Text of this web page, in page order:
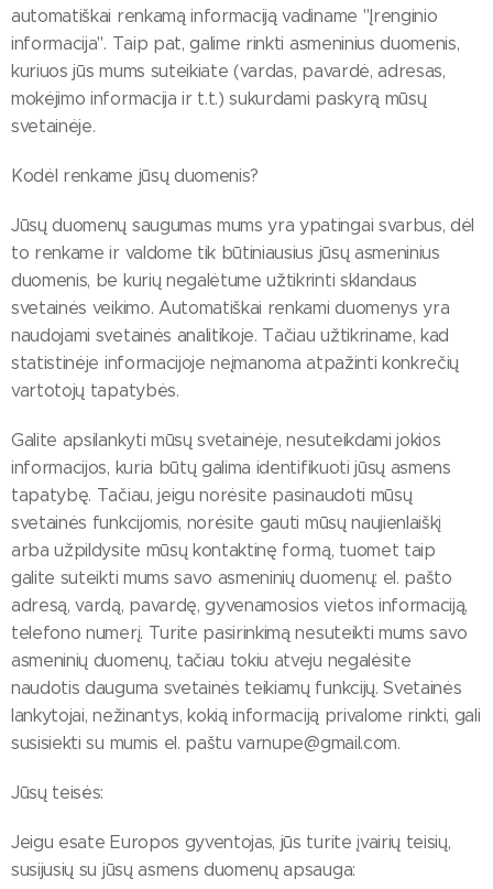
automatiškai renkamą informaciją vadiname "Įrenginio
informacija". Taip pat, galime rinkti asmeninius duomenis,
kuriuos jūs mums suteikiate (vardas, pavardė, adresas,
mokėjimo informacija ir t.t.) sukurdami paskyrą mūsų
svetainėje.
Kodėl renkame jūsų duomenis?
Jūsų duomenų saugumas mums yra ypatingai svarbus, dėl
to renkame ir valdome tik būtiniausius jūsų asmeninius
duomenis, be kurių negalėtume užtikrinti sklandaus
svetainės veikimo. Automatiškai renkami duomenys yra
naudojami svetainės analitikoje. Tačiau užtikriname, kad
statistinėje informacijoje neįmanoma atpažinti konkrečių
vartotojų tapatybės.
Galite apsilankyti mūsų svetainėje, nesuteikdami jokios
informacijos, kuria būtų galima identifikuoti jūsų asmens
tapatybę. Tačiau, jeigu norėsite pasinaudoti mūsų
svetainės funkcijomis, norėsite gauti mūsų naujienlaiškį
arba užpildysite mūsų kontaktinę formą, tuomet taip
galite suteikti mums savo asmeninių duomenų: el. pašto
adresą, vardą, pavardę, gyvenamosios vietos informaciją,
telefono numerį. Turite pasirinkimą nesuteikti mums savo
asmeninių duomenų, tačiau tokiu atveju negalėsite
naudotis dauguma svetainės teikiamų funkcijų. Svetainės
lankytojai, nežinantys, kokią informaciją privalome rinkti, gali
susisiekti su mumis el. paštu varnupe@gmail.com.
Jūsų teisės:
Jeigu esate Europos gyventojas, jūs turite įvairių teisių,
susijusių su jūsų asmens duomenų apsauga: